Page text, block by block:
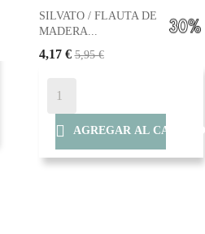
SILVATO / FLAUTA DE
MADERA...
4,17 € 5,95 €
 AGREGAR AL CARRITO